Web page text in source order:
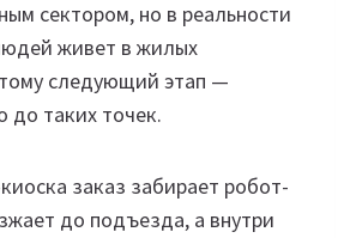
сектором, но в реальности
живет в жилых
следующий этап —
до таких точек.
заказ забирает робот-
до подъезда, а внутри